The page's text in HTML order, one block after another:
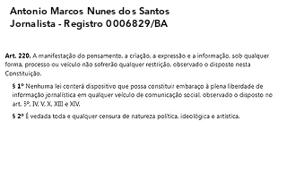
Antonio Marcos Nunes dos Santos
Jornalista - Registro0006829/BA